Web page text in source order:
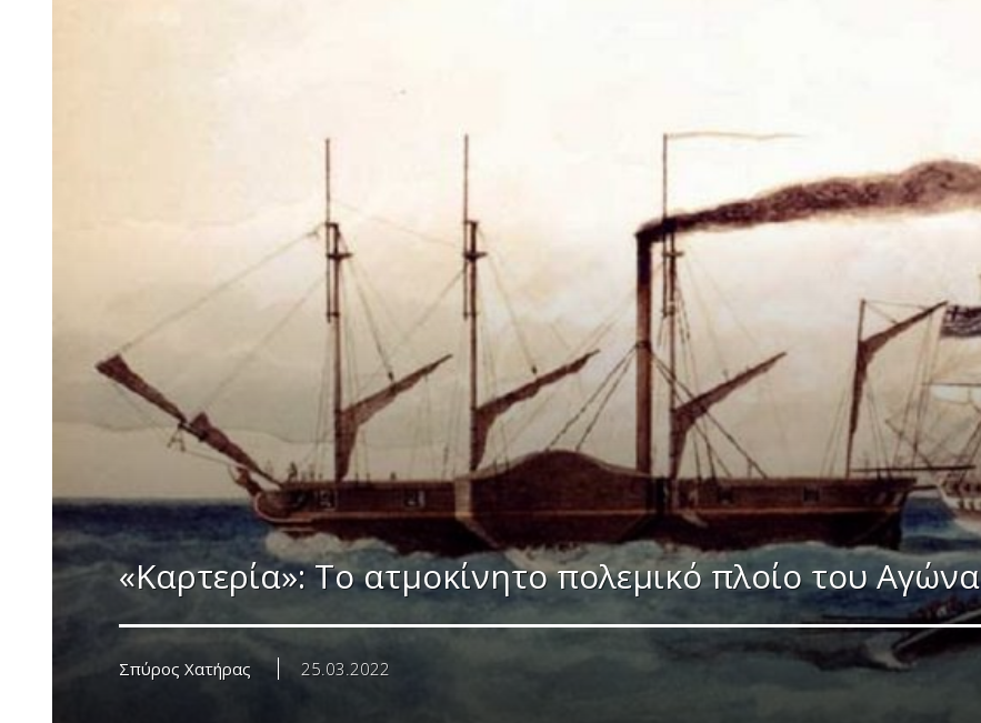
«Καρτερία»: Το ατμοκίνητο πολεμικό πλοίο του Αγώνα
Σπύρος Χατήρας 25.03.2022